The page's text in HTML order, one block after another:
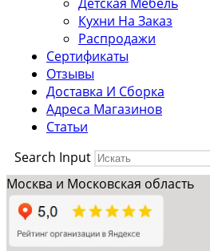
Кухни На Заказ
Распродажи
Сертификаты
Отзывы
Доставка И Сборка
Адреса Магазинов
Статьи
Search Input
Москва и Московская область